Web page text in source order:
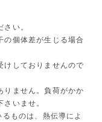
い。
の個体差が生じる場合
けしておりませんので
りません。負荷がかか
いませ。
ものは、熱伝導によ